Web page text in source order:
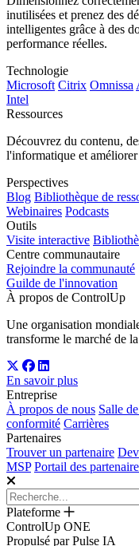
inutilisées et prenez des
intelligentes grâce à des
performance réelles.
Technologie
Microsoft Citrix Omnissa
Intel
Ressources
Découvrez du contenu,
l'informatique et
Perspectives
Blog Bibliothèque de
Webinaires Podcasts
Outils
Visite interactive
Centre communautaire
Rejoindre la communauté
Guilde de l'innovation
À propos de ControlUp
Une organisation
transforme le marché de
En savoir plus
Entreprise
À propos de nous Salle
conformité Carrières
Partenaires
Trouver un partenaire
MSP Portail des
Plateforme
ControlUp ONE
Propulsé par Pulse IA